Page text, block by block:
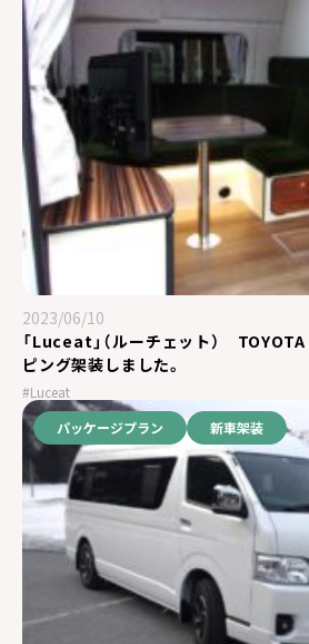
2023/06/10
「Luceat」（ルーチェット）
ピング架装しました。
#Luceat
パッケージプラン
新車架装